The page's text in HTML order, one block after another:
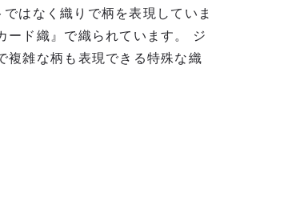
はなく織りで柄を表現していま
ード織』で織られています。 ジ
複雑な柄も表現できる特殊な織